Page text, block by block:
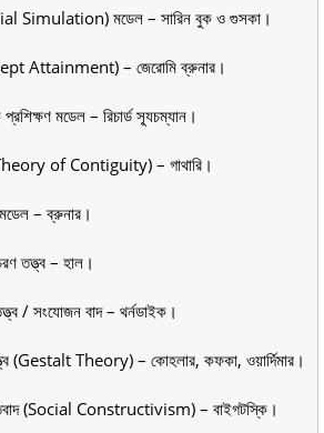
Simulation) মডেল – সারিন বুক ও গুসকা।
Attainment) – জেরোমি ব্রুনার।
মডেল – রিচার্ড স্যূচম্যান।
of Contiguity) – গাথারি।
– ব্রুনার।
তত্ত্ব – হাল।
/ সংযোজন বাদ – থর্নডাইক।
(Gestalt Theory) – কোহলার, কফকা, ওয়ার্দিমার।
(Social Constructivism) – বাইগটস্কি।